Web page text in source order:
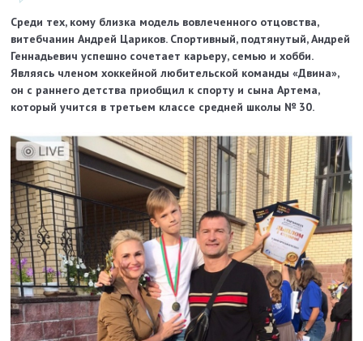
Среди тех, кому близка модель вовлеченного отцовства,
витебчанин Андрей Цариков. Спортивный, подтянутый, Андрей
Геннадьевич успешно сочетает карьеру, семью и хобби.
Являясь членом хоккейной любительской команды «Двина»,
он с раннего детства приобщил к спорту и сына Артема,
который учится в третьем классе средней школы № 30.